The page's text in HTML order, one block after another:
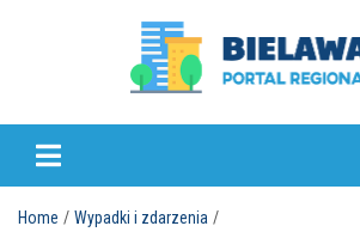
bielawa24.pl
Home
Wypadki i zdarzenia